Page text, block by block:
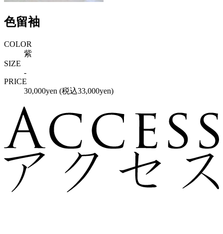
色留袖
COLOR
紫
SIZE
-
PRICE
30,000yen (税込33,000yen)